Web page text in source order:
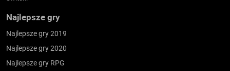
Najlepsze gry
Najlepsze gry 2019
Najlepsze gry 2020
Najlepsze gry RPG